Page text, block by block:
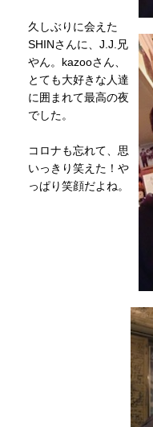
久しぶりに会えた
SHINさんに、J.J.兄
やん。kazooさん、
とても大好きな人達
に囲まれて最高の夜
でした。
コロナも忘れて、思
いっきり笑えた！や
っぱり笑顔だよね。